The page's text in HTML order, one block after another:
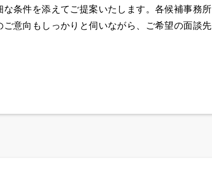
条件を添えてご提案いたします。各候補事務所
意向もしっかりと伺いながら、ご希望の面談先